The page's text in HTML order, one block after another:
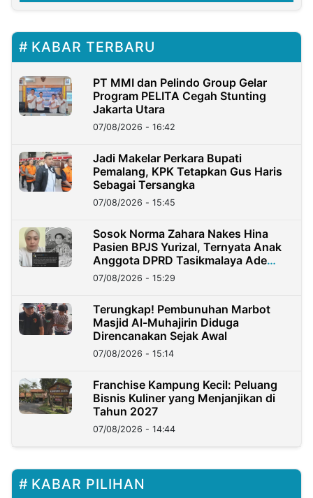
KABAR TERBARU
PT MMI dan Pelindo Group Gelar
Program PELITA Cegah Stunting
Jakarta Utara
07/08/2026 - 16:42
Jadi Makelar Perkara Bupati
Pemalang, KPK Tetapkan Gus Haris
Sebagai Tersangka
07/08/2026 - 15:45
Sosok Norma Zahara Nakes Hina
Pasien BPJS Yurizal, Ternyata Anak
Anggota DPRD Tasikmalaya Ade
Lukman
07/08/2026 - 15:29
Terungkap! Pembunuhan Marbot
Masjid Al-Muhajirin Diduga
Direncanakan Sejak Awal
07/08/2026 - 15:14
Franchise Kampung Kecil: Peluang
Bisnis Kuliner yang Menjanjikan di
Tahun 2027
07/08/2026 - 14:44
KABAR PILIHAN